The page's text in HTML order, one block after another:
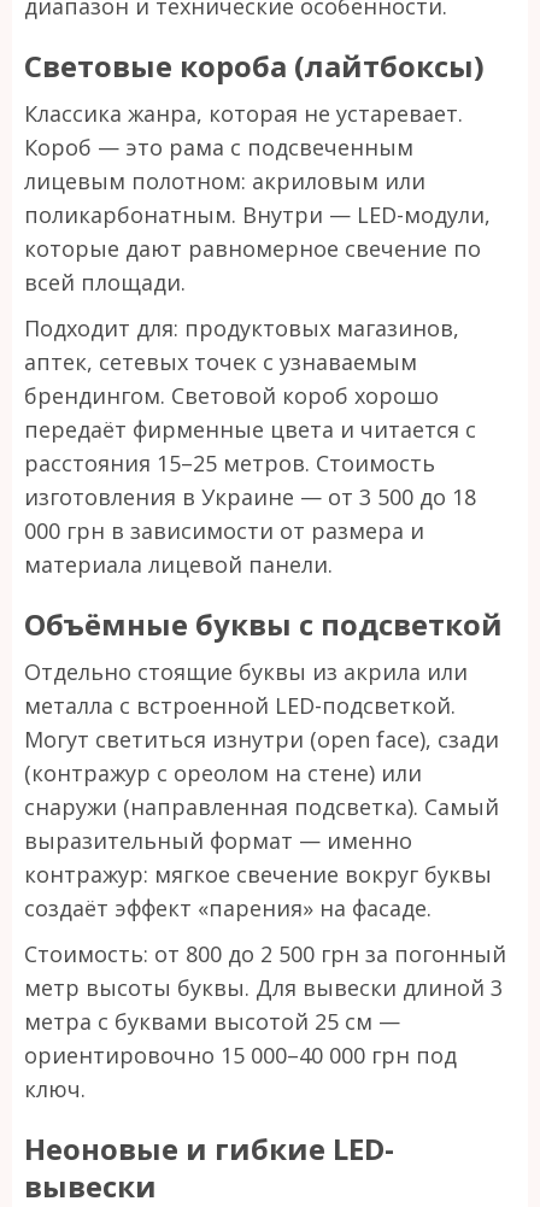
диапазон и технические особенности.
Световые короба (лайтбоксы)
Классика жанра, которая не устаревает.
Короб — это рама с подсвеченным
лицевым полотном: акриловым или
поликарбонатным. Внутри — LED-модули,
которые дают равномерное свечение по
всей площади.
Подходит для: продуктовых магазинов,
аптек, сетевых точек с узнаваемым
брендингом. Световой короб хорошо
передаёт фирменные цвета и читается с
расстояния 15–25 метров. Стоимость
изготовления в Украине — от 3 500 до 18
000 грн в зависимости от размера и
материала лицевой панели.
Объёмные буквы с подсветкой
Отдельно стоящие буквы из акрила или
металла с встроенной LED-подсветкой.
Могут светиться изнутри (open face), сзади
(контражур с ореолом на стене) или
снаружи (направленная подсветка). Самый
выразительный формат — именно
контражур: мягкое свечение вокруг буквы
создаёт эффект «парения» на фасаде.
Стоимость: от 800 до 2 500 грн за погонный
метр высоты буквы. Для вывески длиной 3
метра с буквами высотой 25 см —
ориентировочно 15 000–40 000 грн под
ключ.
Неоновые и гибкие LED-
вывески